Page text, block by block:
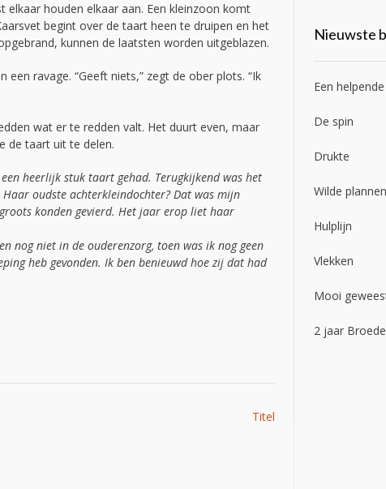
houden elkaar aan. Een kleinzoon komt
begint over de taart heen te druipen en het
kunnen de laatsten worden uitgeblazen.
ravage. “Geeft niets,” zegt de ober plots. “Ik
wat er te redden valt. Het duurt even, maar
de taart uit te delen.
heerlijk stuk taart gehad. Terugkijkend was het
oudste achterkleindochter? Dat was mijn
konden gevierd. Het jaar erop liet haar
nog niet in de ouderenzorg, toen was ik nog geen
heb gevonden. Ik ben benieuwd hoe zij dat had
Titel
Nieuwste
Een
De spin
Drukte
Wilde plannen
Hulplijn
Vlekken
Mooi
2 jaar